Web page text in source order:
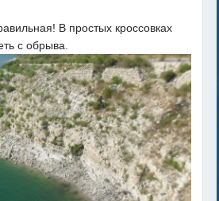
В простых кроссовках
с обрыва.